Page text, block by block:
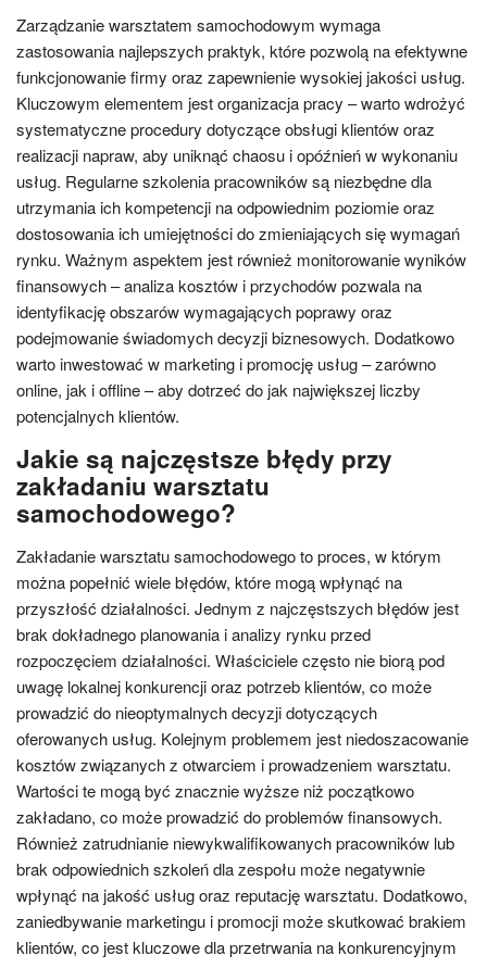
Zarządzanie warsztatem samochodowym wymaga
zastosowania najlepszych praktyk, które pozwolą na efektywne
funkcjonowanie firmy oraz zapewnienie wysokiej jakości usług.
Kluczowym elementem jest organizacja pracy – warto wdrożyć
systematyczne procedury dotyczące obsługi klientów oraz
realizacji napraw, aby uniknąć chaosu i opóźnień w wykonaniu
usług. Regularne szkolenia pracowników są niezbędne dla
utrzymania ich kompetencji na odpowiednim poziomie oraz
dostosowania ich umiejętności do zmieniających się wymagań
rynku. Ważnym aspektem jest również monitorowanie wyników
finansowych – analiza kosztów i przychodów pozwala na
identyfikację obszarów wymagających poprawy oraz
podejmowanie świadomych decyzji biznesowych. Dodatkowo
warto inwestować w marketing i promocję usług – zarówno
online, jak i offline – aby dotrzeć do jak największej liczby
potencjalnych klientów.
Jakie są najczęstsze błędy przy
zakładaniu warsztatu
samochodowego?
Zakładanie warsztatu samochodowego to proces, w którym
można popełnić wiele błędów, które mogą wpłynąć na
przyszłość działalności. Jednym z najczęstszych błędów jest
brak dokładnego planowania i analizy rynku przed
rozpoczęciem działalności. Właściciele często nie biorą pod
uwagę lokalnej konkurencji oraz potrzeb klientów, co może
prowadzić do nieoptymalnych decyzji dotyczących
oferowanych usług. Kolejnym problemem jest niedoszacowanie
kosztów związanych z otwarciem i prowadzeniem warsztatu.
Wartości te mogą być znacznie wyższe niż początkowo
zakładano, co może prowadzić do problemów finansowych.
Również zatrudnianie niewykwalifikowanych pracowników lub
brak odpowiednich szkoleń dla zespołu może negatywnie
wpłynąć na jakość usług oraz reputację warsztatu. Dodatkowo,
zaniedbywanie marketingu i promocji może skutkować brakiem
klientów, co jest kluczowe dla przetrwania na konkurencyjnym